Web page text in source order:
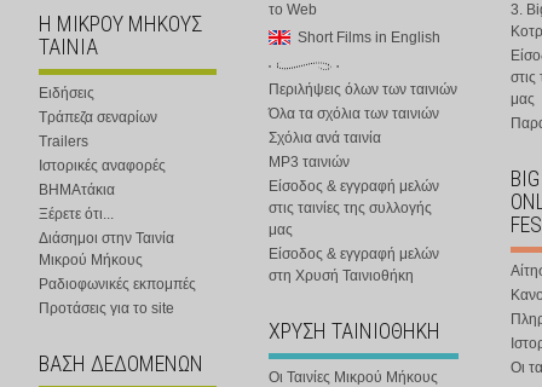
Η ΜΙΚΡΟΥ ΜΗΚΟΥΣ
ΤΑΙΝΙΑ
Ειδήσεις
Τράπεζα σεναρίων
Trailers
Ιστορικές αναφορές
ΒΗΜΑτάκια
Ξέρετε ότι...
Διάσημοι στην Ταινία
Μικρού Μήκους
Ραδιοφωνικές εκπομπές
Προτάσεις για το site
ΒΑΣΗ ΔΕΔΟΜΕΝΩΝ
το Web
Short Films in English
Περιλήψεις όλων των ταινιών
Όλα τα σχόλια των ταινιών
Σχόλια ανά ταινία
MP3 ταινιών
Είσοδος & εγγραφή μελών
στις ταινίες της συλλογής
μας
Είσοδος & εγγραφή μελών
στη Χρυσή Ταινιοθήκη
ΧΡΥΣΗ ΤΑΙΝΙΟΘΗΚΗ
Οι Ταινίες Μικρού Μήκους
3.
στις
μας
Οι